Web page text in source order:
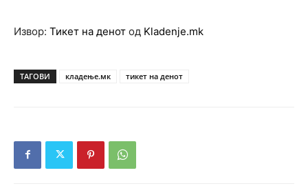
Извор: Тикет на денот од Kladenje.mk
ТАГОВИ кладење.мк тикет на денот